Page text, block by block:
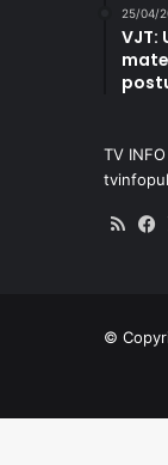
25/04/
VJT:
TV
RSS
©